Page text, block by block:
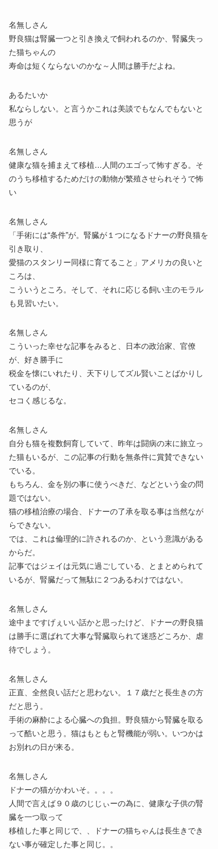
名無しさん
野良猫は腎臓一つと引き換えで飼われるのか、腎臓失っ
た猫ちゃんの
寿命は短くならないのかな～人間は勝手だよね。
あるたいか
私ならしない。と言うかこれは美談でもなんでもないと
思うが
名無しさん
健康な猫を捕まえて移植…人間のエゴって怖すぎる。そ
のうち移植するためだけの動物が繁殖させられそうで怖
い
名無しさん
「手術には“条件”が。腎臓が１つになるドナーの野良猫を
引き取り、
愛猫のスタンリー同様に育てること」アメリカの良いと
ころは、
こういうところ。そして、それに応じる飼い主のモラル
も見習いたい。
名無しさん
こういった幸せな記事をみると、日本の政治家、官僚
が、好き勝手に
税金を懐にいれたり、天下りしてズル賢いことばかりし
ているのが、
セコく感じるな。
名無しさん
自分も猫を複数飼育していて、昨年は闘病の末に旅立っ
た猫もいるが、この記事の行動を無条件に賞賛できない
でいる。
もちろん、金を別の事に使うべきだ、などという金の問
題ではない。
猫の移植治療の場合、ドナーの了承を取る事は当然なが
らできない。
では、これは倫理的に許されるのか、という意識がある
からだ。
記事ではジェイは元気に過ごしている、とまとめられて
いるが、腎臓だって無駄に２つあるわけではない。
名無しさん
途中まですげぇいい話かと思ったけど、ドナーの野良猫
は勝手に選ばれて大事な腎臓取られて迷惑どころか、虐
待でしょう。
名無しさん
正直、全然良い話だと思わない。１７歳だと長生きの方
だと思う。
手術の麻酔による心臓への負担。野良猫から腎臓を取る
って酷いと思う。猫はもともと腎機能が弱い。いつかは
お別れの日が来る。
名無しさん
ドナーの猫がかわいそ。。。。
人間で言えば９０歳のじじぃーの為に、健康な子供の腎
臓を一つ取って
移植した事と同じで、、ドナーの猫ちゃんは長生きでき
ない事が確定した事と同じ。。